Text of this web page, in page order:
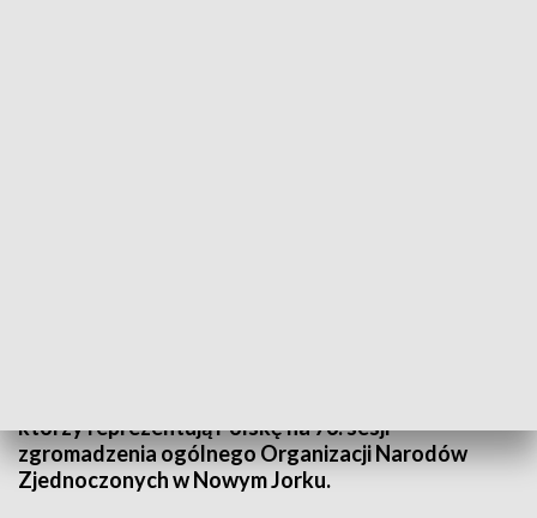
którzy reprezentują Polskę na 76. sesji
zgromadzenia ogólnego Organizacji Narodów
Zjednoczonych w Nowym Jorku.